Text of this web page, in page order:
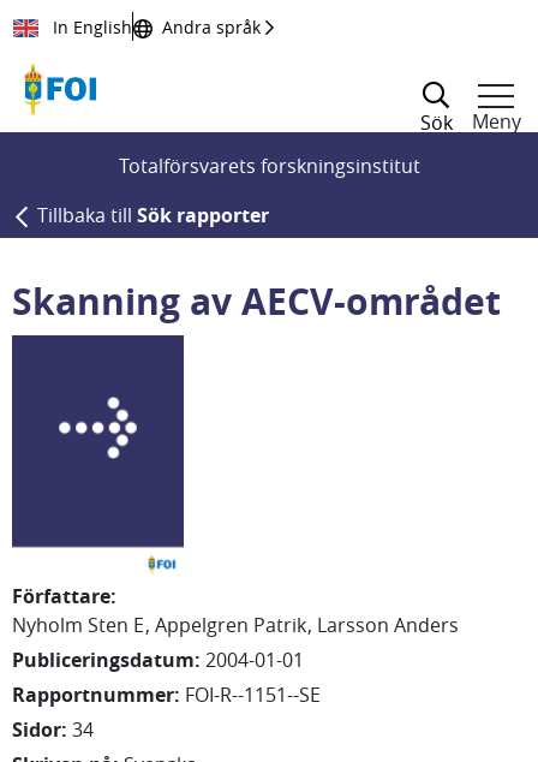
Till innehållet
In English Andra språk
Sök
Meny
Totalförsvarets forskningsinstitut
Tillbaka till Sök rapporter
Skanning av AECV-området
Författare:
Nyholm Sten E Appelgren Patrik Larsson Anders
Publiceringsdatum: 2004-01-01
Rapportnummer: FOI-R--1151--SE
Sidor: 34